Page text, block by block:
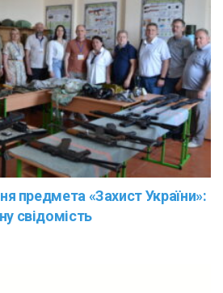
предмета «Захист України»:
свідомість